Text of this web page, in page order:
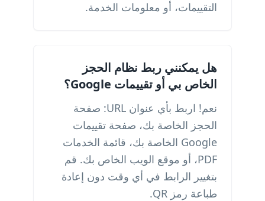
التقييمات، أو معلومات الخدمة.
هل يمكنني ربط نظام الحجز
الخاص بي أو تقييمات Google؟
نعم! اربط بأي عنوان URL: صفحة
الحجز الخاصة بك، صفحة تقييمات
Google الخاصة بك، قائمة الخدمات
PDF، أو موقع الويب الخاص بك. قم
بتغيير الرابط في أي وقت دون إعادة
طباعة رمز QR.